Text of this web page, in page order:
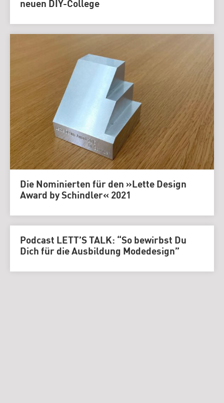
neuen DIY-College
Die Nominierten für den »Lette Design
Award by Schindler« 2021
Podcast LETT’S TALK: “So bewirbst Du
Dich für die Ausbildung Modedesign”